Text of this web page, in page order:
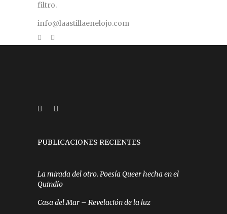
filtro.
info@laastillaenelojo.com
PUBLICACIONES RECIENTES
La mirada del otro. Poesía Queer hecha en el
Quindío
Casa del Mar – Revelación de la luz